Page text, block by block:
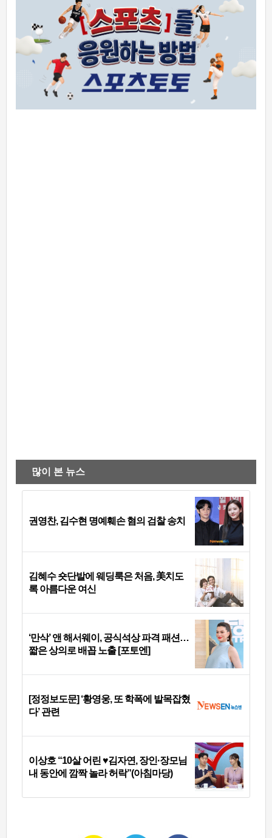
많이 본 뉴스
권영찬, 김수현 명예훼손 혐의 검찰 송치
김혜수 숏단발에 웨딩룩은 처음, 美치도
록 아름다운 여신
‘만삭’ 앤 해서웨이, 공식석상 파격 패션…
짧은 상의로 배꼽 노출 [포토엔]
[정정보도문] ‘황영웅, 또 학폭에 발목잡혔
다’ 관련
이상호 “10살 어린 ♥김자연, 장인·장모님
내 동안에 깜짝 놀라 허락”(아침마당)